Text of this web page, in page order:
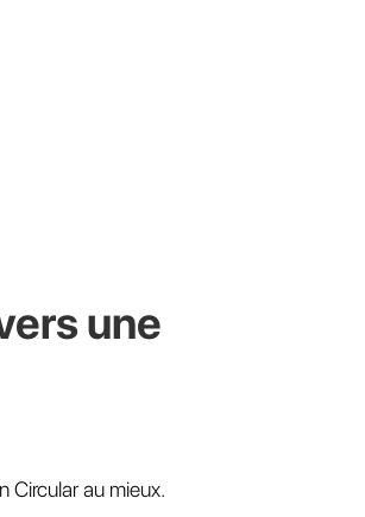
une
Circular au mieux.